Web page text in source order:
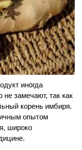
иногда
не замечают, так как
корень имбиря.
опытом
широко